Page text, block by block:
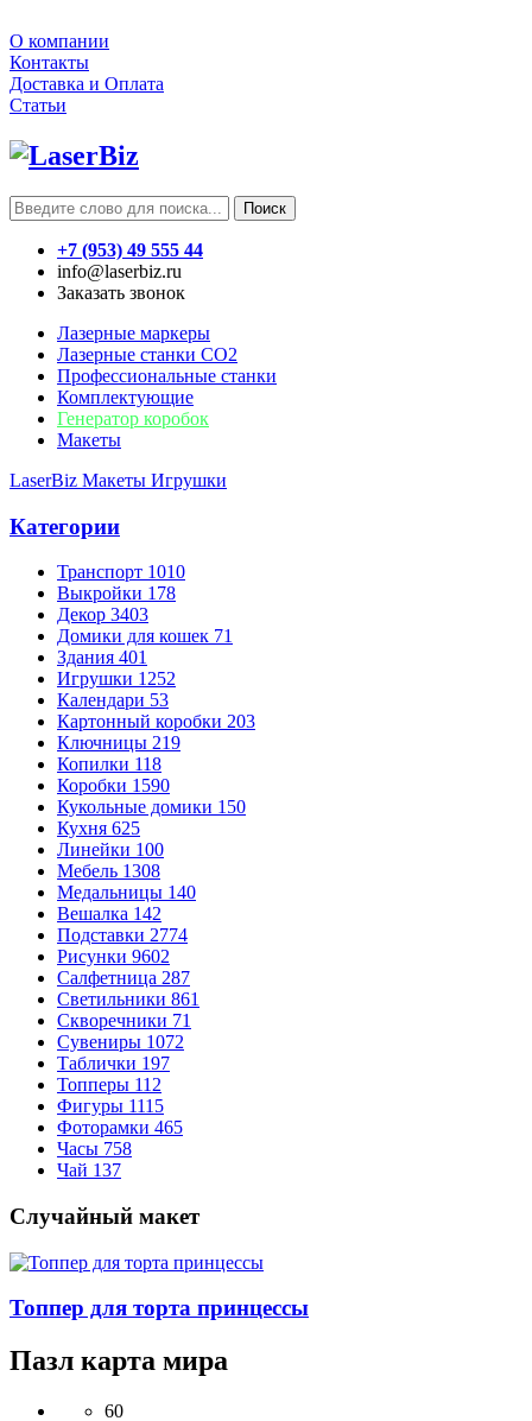
О компании
Контакты
Доставка и Оплата
Статьи
Поиск
+7 (953) 49 555 44
info@laserbiz.ru
Заказать звонок
Лазерные маркеры
Лазерные станки CO2
Профессиональные станки
Комплектующие
Генератор коробок
Макеты
LaserBiz Макеты Игрушки
Категории
Транспорт 1010
Выкройки 178
Декор 3403
Домики для кошек 71
Здания 401
Игрушки 1252
Календари 53
Картонный коробки 203
Ключницы 219
Копилки 118
Коробки 1590
Кукольные домики 150
Кухня 625
Линейки 100
Мебель 1308
Медальницы 140
Вешалка 142
Подставки 2774
Рисунки 9602
Салфетница 287
Светильники 861
Скворечники 71
Сувениры 1072
Таблички 197
Топперы 112
Фигуры 1115
Фоторамки 465
Часы 758
Чай 137
Случайный макет
Топпер для торта принцессы
Пазл карта мира
60